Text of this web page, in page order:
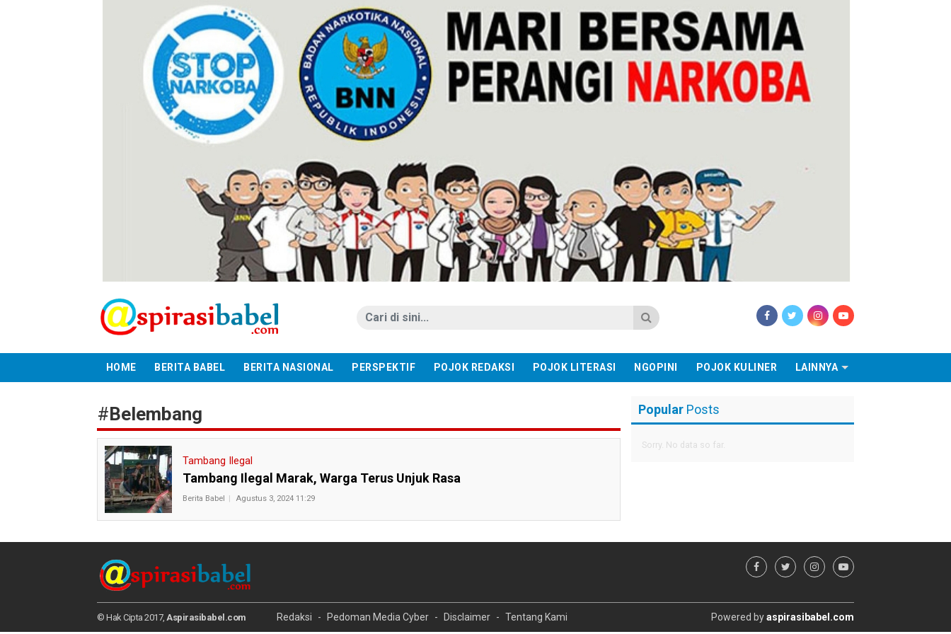
HOME BERITA BABEL BERITA NASIONAL PERSPEKTIF POJOK REDAKSI POJOK LITERASI NGOPINI POJOK KULINER LAINNYA
#Belembang
Tambang Ilegal
Tambang Ilegal Marak, Warga Terus Unjuk Rasa
Berita Babel Agustus 3, 2024 11:29
Popular Posts
Sorry. No data so far.
© Hak Cipta 2017, Aspirasibabel.com Redaksi Pedoman Media Cyber Disclaimer Tentang Kami Powered byaspirasibabel.com